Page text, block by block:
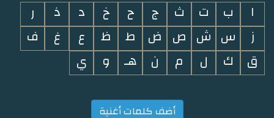
ا ب ت ث ج ح خ د ذ
ر
ز
س ش ص ض ط ظ ع غ
ف
ق
ك ل م ن هـ و ي
أضف كلمات أغنية